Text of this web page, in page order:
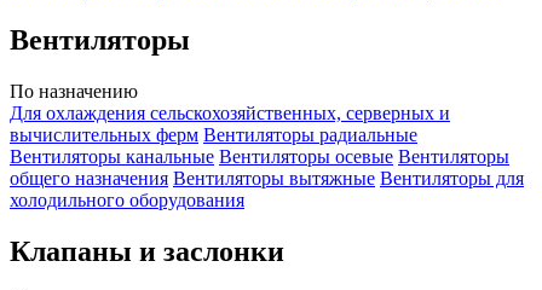
Вентиляторы
По назначению
Для охлаждения сельскохозяйственных, серверных и
вычислительных ферм Вентиляторы радиальные
Вентиляторы канальные Вентиляторы осевые Вентиляторы
общего назначения Вентиляторы вытяжные Вентиляторы для
холодильного оборудования
Клапаны и заслонки